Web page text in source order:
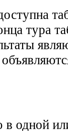
тура
в одной